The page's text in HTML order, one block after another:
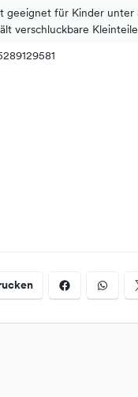
geeignet für Kinder unter
verschluckbare